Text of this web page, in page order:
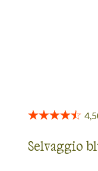
Selvaggio